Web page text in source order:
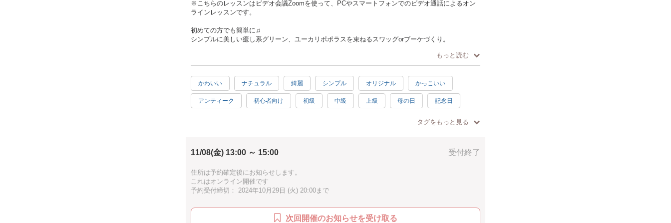
※こちらのレッスンはビデオ会議Zoomを使って、PCやスマートフォンでのビデオ通話によるオン
ラインレッスンです。
初めての方でも簡単に♫
シンプルに美しい癒し系グリーン、ユーカリポポラスを束ねるスワッグorブーケづくり。
ちょっと秋冬っぽい落ち着いた雰囲気を意識した色や花材もご用意しております♫
ユーカリの香りに癒されながらボリューム感ある特徴的な葉っぱとシンプルさを持ち合わせたおし
ゃれなインテリアづくりを愉しみましょう。
直射日光を避ければずっと長持ちです！
・輪ゴム3個・・・花を束ねるのに使用します。
・麻紐30cm・・・花を束ねたり、壁掛け用のループに使用します。
・リボン１種・・・ワイヤー付きのリボン。簡単にお好みでブーケに取り付けることができま
す。
ハサミはキットに入っていません。予めご用意をお願いいたします。
もっと読む
かわいい ナチュラル 綺麗 シンプル オリジナル かっこいい
アンティーク 初心者向け 初級 中級 上級 母の日 記念日
充実感
親子で参加 オンライン開催 汚れない
手ぶらOK
タグをもっと見る
受付終了
11/08(金) 13:00 ～ 15:00
住所は予約確定後にお知らせします。
これはオンライン開催です
予約受付締切： 2024年10月29日 (火) 20:00まで
次回開催のお知らせを受け取る